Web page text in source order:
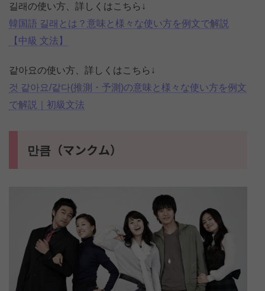
길래の使い方、詳しくはこちら↓
韓国語 길래とは？意味と様々な使い方を例文で解説
【中級 文法】
같아요の使い方、詳しくはこちら↓
것 같아요/같다(推測・予測)の意味と様々な使い方を例文
で解説｜初級文法
만큼（マンクム）